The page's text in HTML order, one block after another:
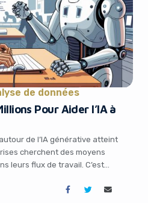
de données
Pour Aider l’IA à
de l’IA générative atteint
cherchent des moyens
leurs flux de travail. C’est
développer des outils